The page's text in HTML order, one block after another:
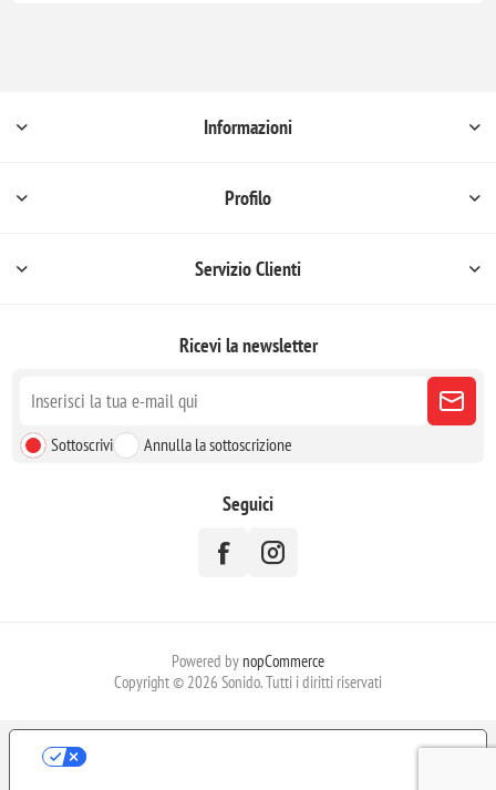
Informazioni
Profilo
Servizio Clienti
Ricevi la newsletter
Sottoscrivi Annulla la sottoscrizione
Seguici
Powered by nopCommerce
Copyright © 2026 Sonido. Tutti i diritti riservati
LE TUE PREFERENZE RELATIVE ALLA